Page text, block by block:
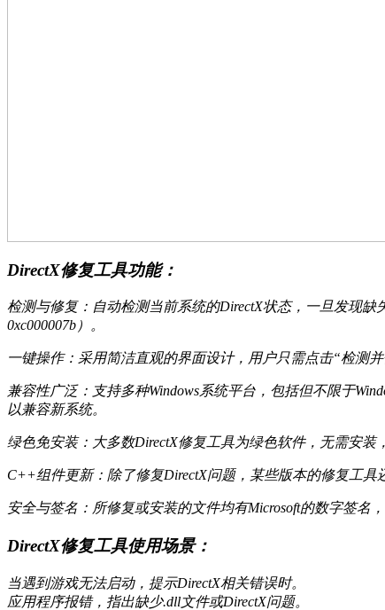
DirectX修复工具功能：
检测与修复：自动检测当前系统的DirectX状态，一旦发现
0xc000007b）。
一键操作：采用简洁直观的界面设计，用户只需点击“检测
兼容性广泛：支持多种Windows系统平台，包括但不限于
以兼容新系统。
绿色免安装：大多数DirectX修复工具为绿色软件，无需安
C++组件更新：除了修复DirectX问题，某些版本的修复工具
安全与签名：所修复或安装的文件均有Microsoft的数字签名
DirectX修复工具使用场景：
当遇到游戏无法启动，提示DirectX相关错误时。
应用程序报错，指出缺少.dll文件或DirectX问题。